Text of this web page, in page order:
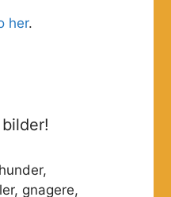
her.
gnagere,